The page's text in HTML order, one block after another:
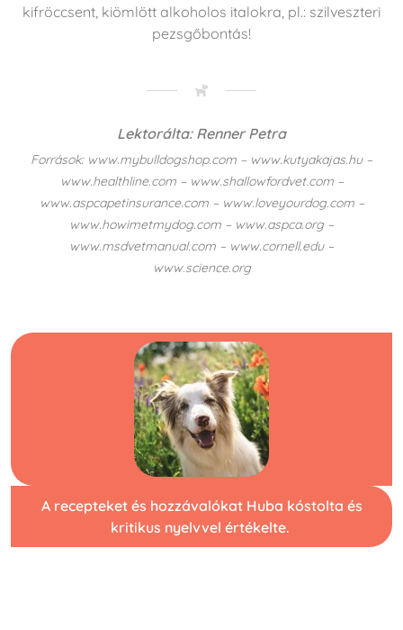
kifröccsent, kiömlött alkoholos italokra, pl.: szilveszteri
pezsgőbontás!
Lektorálta: Renner Petra
Források: www.mybulldogshop.com – www.kutyakajas.hu –
www.healthline.com – www.shallowfordvet.com –
www.aspcapetinsurance.com – www.loveyourdog.com –
www.howimetmydog.com – www.aspca.org –
www.msdvetmanual.com – www.cornell.edu –
www.science.org
A recepteket és hozzávalókat Huba kóstolta és
kritikus nyelvvel értékelte.